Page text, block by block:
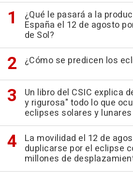
¿Qué le pasará a la
España el 12 de agosto
de Sol?
¿Cómo se predicen los
Un libro del CSIC explica
y rigurosa" todo lo que
eclipses solares y lunares
La movilidad el 12 de
duplicarse por el eclipse
millones de